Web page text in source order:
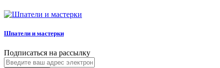
Шпатели и мастерки
Подписаться на рассылку